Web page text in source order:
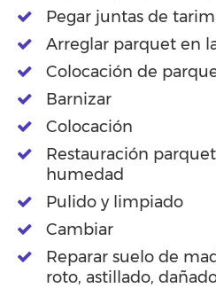
Pegar juntas de
Arreglar parquet en
Colocación de
Barnizar
Colocación
Restauración
humedad
Pulido y limpiado
Cambiar
Reparar suelo de
roto, astillado,